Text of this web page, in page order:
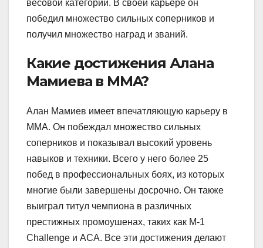
весовой категории. В своей карьере он
победил множество сильных соперников и
получил множество наград и званий.
Какие достижения Алана
Мамиева в MMA?
Алан Мамиев имеет впечатляющую карьеру в
MMA. Он побеждал множество сильных
соперников и показывал высокий уровень
навыков и техники. Всего у него более 25
побед в профессиональных боях, из которых
многие были завершены досрочно. Он также
выиграл титул чемпиона в различных
престижных промоушенах, таких как M-1
Challenge и ACA. Все эти достижения делают